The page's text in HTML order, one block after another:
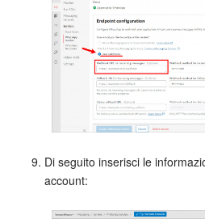
Di seguito inserisci le
account: